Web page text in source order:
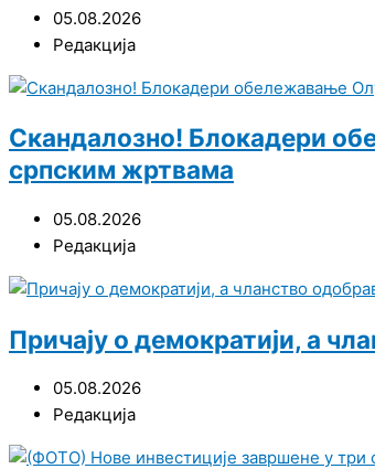
05.08.2026
Редакција
Скандалозно! Блокадери
српским жртвама
05.08.2026
Редакција
Причају о демократији, а
05.08.2026
Редакција